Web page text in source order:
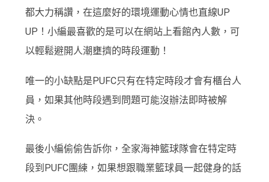
都大力稱讚，在這麼好的環境運動心情也直線UP
UP！小編最喜歡的是可以在網站上看館內人數，可
以輕鬆避開人潮壅擠的時段運動！
唯一的小缺點是PUFC只有在特定時段才會有櫃台人
員，如果其他時段遇到問題可能沒辦法即時被解
決。
最後小編偷偷告訴你，全家海神籃球隊會在特定時
段到PUFC團練，如果想跟職業籃球員一起健身的話